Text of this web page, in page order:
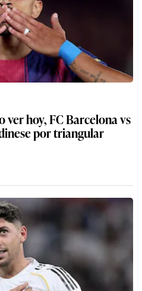
ver hoy, FC Barcelona vs
por triangular